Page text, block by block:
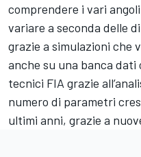
comprendere i vari
variare a seconda delle
grazie a simulazioni che
anche su una banca
tecnici FIA grazie
numero di parametri
ultimi anni, grazie a